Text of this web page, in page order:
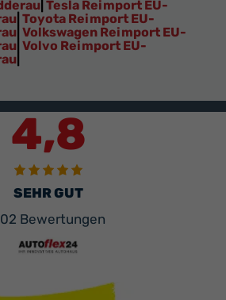
Tesla Reimport EU-
Toyota Reimport EU-
Volkswagen Reimport EU-
Volvo Reimport EU-
4,8
SEHR GUT
Bewertungen